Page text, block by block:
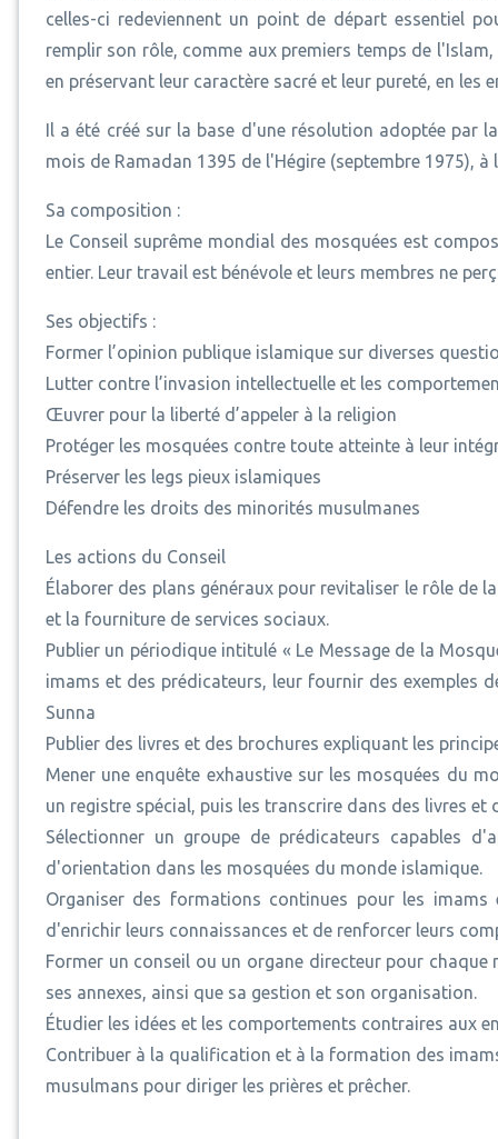
celles-ci redeviennent un point de départ essentiel
remplir son rôle, comme aux premiers temps de
en préservant leur caractère sacré et leur pureté, en
Il a été créé sur la base d'une résolution adoptée par
mois de Ramadan 1395 de l'Hégire (septembre 1975),
Sa composition :
Le Conseil suprême mondial des mosquées est
entier. Leur travail est bénévole et leurs membres ne
Ses objectifs :
Former l’opinion publique islamique sur diverses
Lutter contre l’invasion intellectuelle et les
Œuvrer pour la liberté d’appeler à la religion
Protéger les mosquées contre toute atteinte à leur
Préserver les legs pieux islamiques
Défendre les droits des minorités musulmanes
Les actions du Conseil
Élaborer des plans généraux pour revitaliser le rôle de
et la fourniture de services sociaux.
Publier un périodique intitulé « Le Message de la
imams et des prédicateurs, leur fournir des exemples
Sunna
Publier des livres et des brochures expliquant les
Mener une enquête exhaustive sur les mosquées du
un registre spécial, puis les transcrire dans des livres et
Sélectionner un groupe de prédicateurs capables
d'orientation dans les mosquées du monde islamique.
Organiser des formations continues pour les
d'enrichir leurs connaissances et de renforcer leurs
Former un conseil ou un organe directeur pour
ses annexes, ainsi que sa gestion et son organisation.
Étudier les idées et les comportements contraires aux
Contribuer à la qualification et à la formation des
musulmans pour diriger les prières et prêcher.